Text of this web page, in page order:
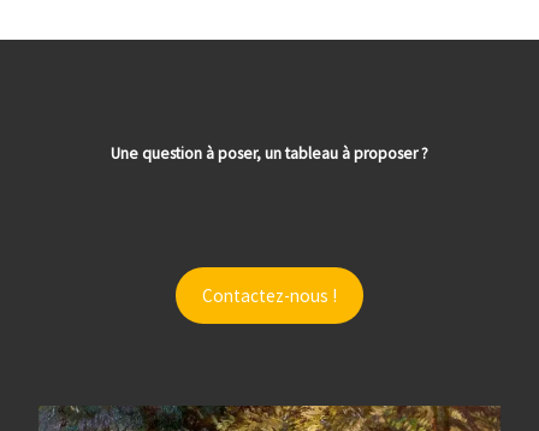
Une question à poser, un tableau à proposer ?
Contactez-nous !